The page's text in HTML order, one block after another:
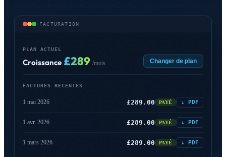
FACTURATION
PLAN ACTUEL
Croissance £289 /mois Changer de plan
FACTURES RÉCENTES
1 mai 2026 £289.00 PAYÉ ↓ PDF
1 avr. 2026 £289.00 PAYÉ ↓ PDF
1 mars 2026 £289.00 PAYÉ ↓ PDF